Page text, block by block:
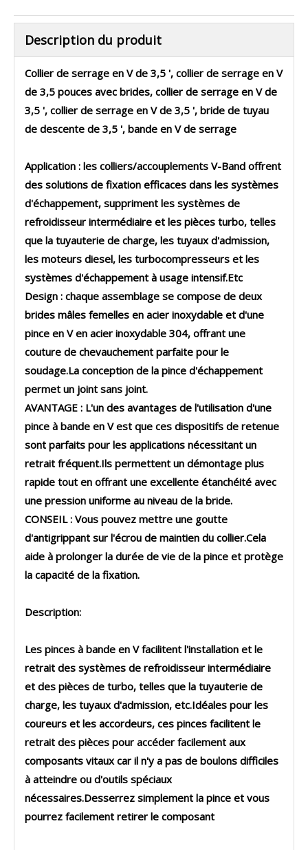
Description du produit
Collier de serrage en V de 3,5 ', collier de serrage en V
de 3,5 pouces avec brides, collier de serrage en V de
3,5 ', collier de serrage en V de 3,5 ', bride de tuyau
de descente de 3,5 ', bande en V de serrage
Application : les colliers/accouplements V-Band offrent
des solutions de fixation efficaces dans les systèmes
d'échappement, suppriment les systèmes de
refroidisseur intermédiaire et les pièces turbo, telles
que la tuyauterie de charge, les tuyaux d'admission,
les moteurs diesel, les turbocompresseurs et les
systèmes d'échappement à usage intensif.Etc
Design : chaque assemblage se compose de deux
brides mâles femelles en acier inoxydable et d'une
pince en V en acier inoxydable 304, offrant une
couture de chevauchement parfaite pour le
soudage.La conception de la pince d'échappement
permet un joint sans joint.
AVANTAGE : L'un des avantages de l'utilisation d'une
pince à bande en V est que ces dispositifs de retenue
sont parfaits pour les applications nécessitant un
retrait fréquent.Ils permettent un démontage plus
rapide tout en offrant une excellente étanchéité avec
une pression uniforme au niveau de la bride.
CONSEIL : Vous pouvez mettre une goutte
d'antigrippant sur l'écrou de maintien du collier.Cela
aide à prolonger la durée de vie de la pince et protège
la capacité de la fixation.
Description:
Les pinces à bande en V facilitent l'installation et le
retrait des systèmes de refroidisseur intermédiaire
et des pièces de turbo, telles que la tuyauterie de
charge, les tuyaux d'admission, etc.Idéales pour les
coureurs et les accordeurs, ces pinces facilitent le
retrait des pièces pour accéder facilement aux
composants vitaux car il n'y a pas de boulons difficiles
à atteindre ou d'outils spéciaux
nécessaires.Desserrez simplement la pince et vous
pourrez facilement retirer le composant